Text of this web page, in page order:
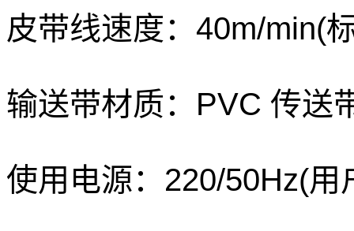
皮带线速度： 40m/min(
输送带材质： PVC 传送
使用电源： 220/50Hz(用